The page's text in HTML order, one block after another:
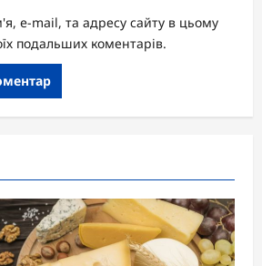
e-mail, та адресу сайту в цьому
подальших коментарів.